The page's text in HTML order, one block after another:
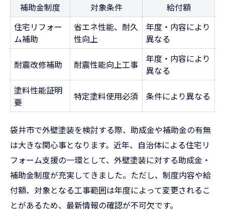
補助金制度 対象条件
給付額
住宅リフォー
ム補助
省エネ性能、耐久
性向上
年度・内容により
異なる
耐震改修補助 耐震性能向上工事
年度・内容により
異なる
塗料性能証明
要
特定塗料使用必須 条件により異なる
袋井市で外壁塗装を検討する際、助成金や補助金の有無
は大きな関心事となります。近年、自治体による住宅リ
フォーム支援の一環として、外壁塗装に対する助成金・
補助金制度が充実してきました。ただし、制度内容や給
付額、対象となる工事範囲は年度によって変更されるこ
とがあるため、最新情報の確認が不可欠です。